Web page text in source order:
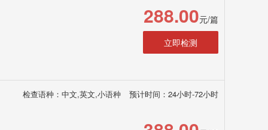
288.00元/篇
立即检测
检查语种：中文,英文,小语种 预计时间：24小时-72小时